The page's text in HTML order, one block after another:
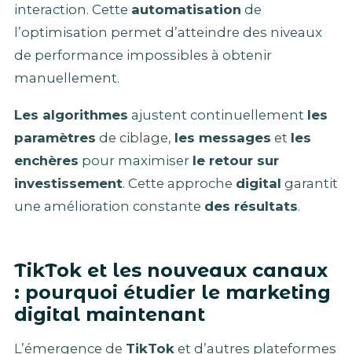
interaction. Cette automatisation de
l’optimisation permet d’atteindre des niveaux
de performance impossibles à obtenir
manuellement.
Les algorithmes ajustent continuellement les
paramètres de ciblage, les messages et les
enchères pour maximiser le retour sur
investissement. Cette approche digital garantit
une amélioration constante des résultats.
TikTok et les nouveaux canaux
: pourquoi étudier le marketing
digital maintenant
L’émergence de TikTok et d’autres plateformes